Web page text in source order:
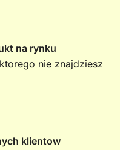
na rynku
nie znajdziesz
klientow